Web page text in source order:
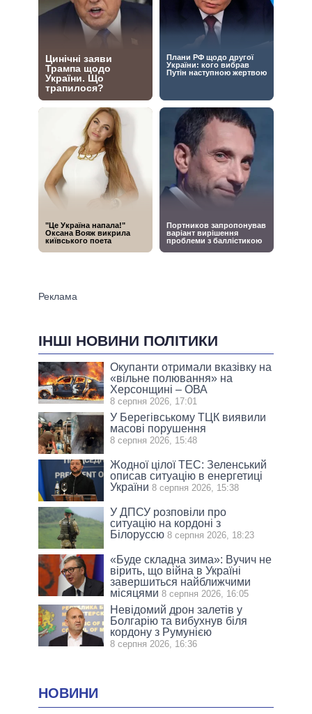
ІНШІ НОВИНИ ПОЛІТИКИ
Окупанти отримали вказівку на
«вільне полювання» на
Херсонщині – ОВА
8 серпня 2026, 17:01
У Берегівському ТЦК виявили
масові порушення
8 серпня 2026, 15:48
Жодної цілої ТЕС: Зеленський
описав ситуацію в енергетиці
України 8 серпня 2026, 15:38
У ДПСУ розповіли про
ситуацію на кордоні з
Білоруссю 8 серпня 2026, 18:23
«Буде складна зима»: Вучич не
вірить, що війна в Україні
завершиться найближчими
місяцями 8 серпня 2026, 16:05
Невідомий дрон залетів у
Болгарію та вибухнув біля
кордону з Румунією
8 серпня 2026, 16:36
НОВИНИ